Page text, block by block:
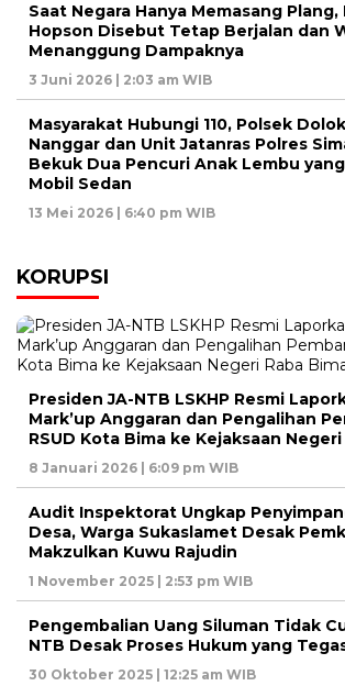
Saat Negara Hanya Memasang Plang,
Hopson Disebut Tetap Berjalan dan
Menanggung Dampaknya
3 Juni 2026 | 2:03 am WIB
Masyarakat Hubungi 110, Polsek
Nanggar dan Unit Jatanras Polres
Bekuk Dua Pencuri Anak Lembu
Mobil Sedan
13 Mei 2026 | 6:40 pm WIB
KORUPSI
Presiden JA-NTB LSKHP Resmi
Mark’up Anggaran dan Pengalihan
RSUD Kota Bima ke Kejaksaan
8 Januari 2026 | 6:09 pm WIB
Audit Inspektorat Ungkap
Desa, Warga Sukaslamet Desak
Makzulkan Kuwu Rajudin
1 November 2025 | 2:53 pm WIB
Pengembalian Uang Siluman Tidak
NTB Desak Proses Hukum yang
30 Oktober 2025 | 12:25 am WIB